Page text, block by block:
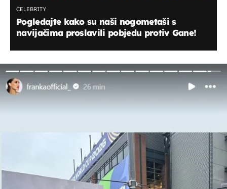
CELEBRITY
Pogledajte kako su naši nogometaši s
navijačima proslavili pobjedu protiv Gane!